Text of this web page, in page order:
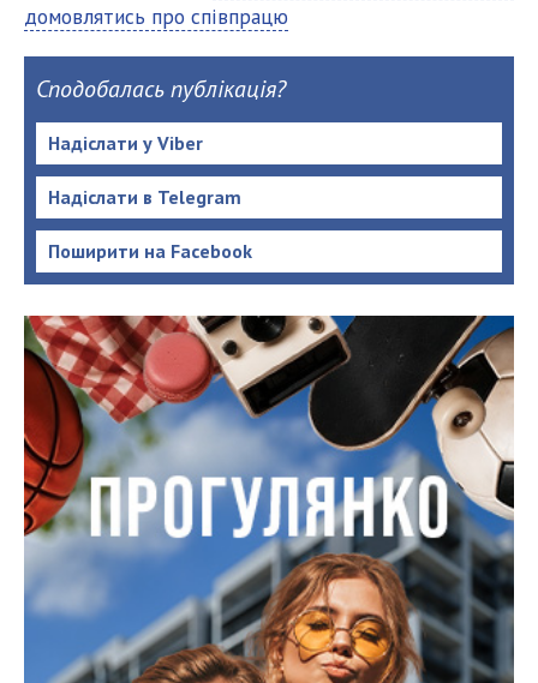
домовлятись про співпрацю
Сподобалась публікація?
Надіслати у Viber
Надіслати в Telegram
Поширити на Facebook